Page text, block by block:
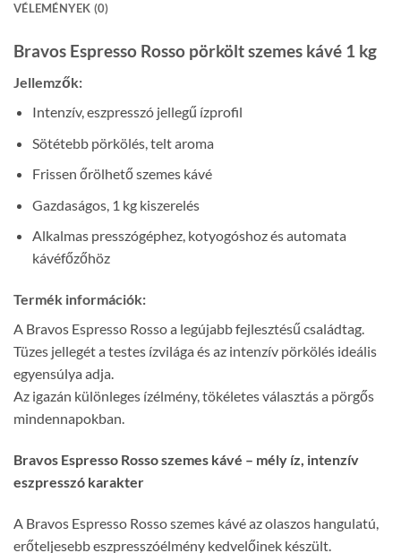
VÉLEMÉNYEK (0)
Bravos Espresso Rosso pörkölt szemes kávé 1 kg
Jellemzők:
Intenzív, eszpresszó jellegű ízprofil
Sötétebb pörkölés, telt aroma
Frissen őrölhető szemes kávé
Gazdaságos, 1 kg kiszerelés
Alkalmas presszógéphez, kotyogóshoz és automata
kávéfőzőhöz
Termék információk:
A Bravos Espresso Rosso a legújabb fejlesztésű családtag.
Tüzes jellegét a testes ízvilága és az intenzív pörkölés ideális
egyensúlya adja.
Az igazán különleges ízélmény, tökéletes választás a pörgős
mindennapokban.
Bravos Espresso Rosso szemes kávé – mély íz, intenzív
eszpresszó karakter
A Bravos Espresso Rosso szemes kávé az olaszos hangulatú,
erőteljesebb eszpresszóélmény kedvelőinek készült.